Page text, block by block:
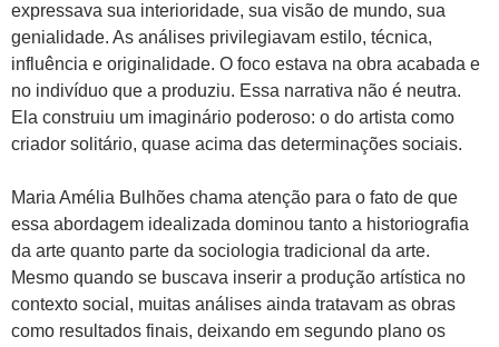
expressava sua interioridade, sua visão de mundo, sua
genialidade. As análises privilegiavam estilo, técnica,
influência e originalidade. O foco estava na obra acabada e
no indivíduo que a produziu. Essa narrativa não é neutra.
Ela construiu um imaginário poderoso: o do artista como
criador solitário, quase acima das determinações sociais.
Maria Amélia Bulhões chama atenção para o fato de que
essa abordagem idealizada dominou tanto a historiografia
da arte quanto parte da sociologia tradicional da arte.
Mesmo quando se buscava inserir a produção artística no
contexto social, muitas análises ainda tratavam as obras
como resultados finais, deixando em segundo plano os